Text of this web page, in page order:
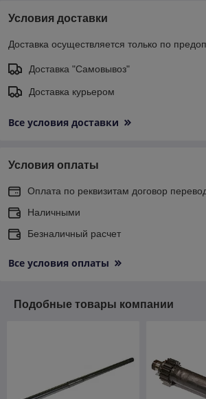
Условия доставки
Доставка осуществляется только по
Доставка "Самовывоз"
Доставка курьером
Все условия доставки
Условия оплаты
Оплата по реквизитам договор
Наличными
Безналичный расчет
Все условия оплаты
Подобные товары компании